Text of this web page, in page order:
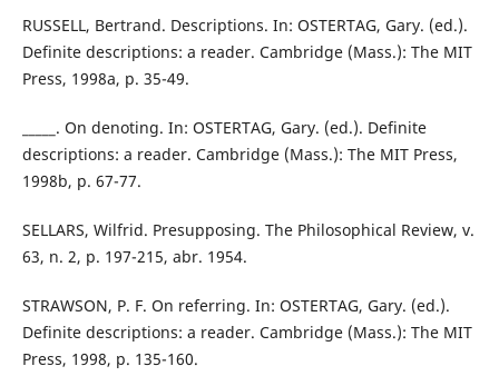
RUSSELL, Bertrand. Descriptions. In: OSTERTAG, Gary. (ed.).
Definite descriptions: a reader. Cambridge (Mass.): The MIT
Press, 1998a, p. 35-49.
_____. On denoting. In: OSTERTAG, Gary. (ed.). Definite
descriptions: a reader. Cambridge (Mass.): The MIT Press,
1998b, p. 67-77.
SELLARS, Wilfrid. Presupposing. The Philosophical Review, v.
63, n. 2, p. 197-215, abr. 1954.
STRAWSON, P. F. On referring. In: OSTERTAG, Gary. (ed.).
Definite descriptions: a reader. Cambridge (Mass.): The MIT
Press, 1998, p. 135-160.